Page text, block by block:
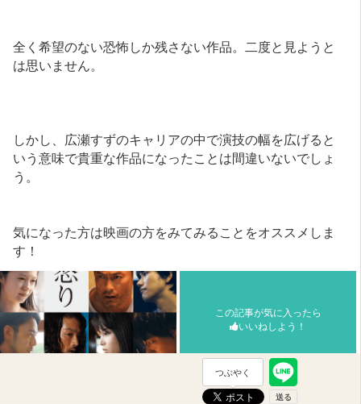
全く希望のない恐怖しか残さない作品。二度と見ようと
は思いません。
しかし、広瀬すずのキャリアの中で演技の幅を広げると
いう意味で貴重な作品になったことは間違いないでしょ
う。
気になった方は映画の方をみてみることをオススメしま
す！
この記事が気に入ったら
いいねしよう！
つぶやく